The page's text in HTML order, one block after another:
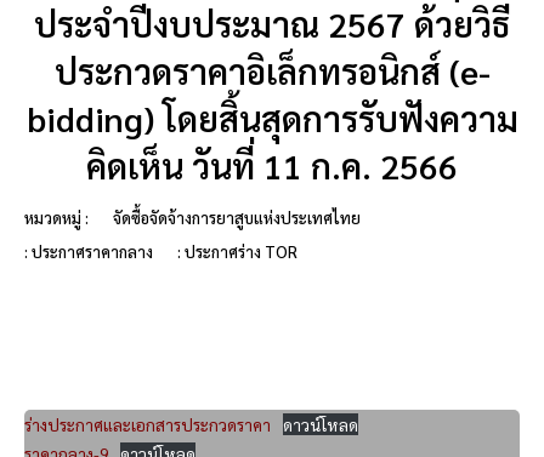
ประจำปีงบประมาณ 2567 ด้วยวิธี
ประกวดราคาอิเล็กทรอนิกส์ (e-
bidding) โดยสิ้นสุดการรับฟังความ
คิดเห็น วันที่ 11 ก.ค. 2566
หมวดหมู่ :
จัดซื้อจัดจ้างการยาสูบแห่งประเทศไทย
: ประกาศราคากลาง
: ประกาศร่าง TOR
ร่างประกาศและเอกสารประกวดราคา
ดาวน์โหลด